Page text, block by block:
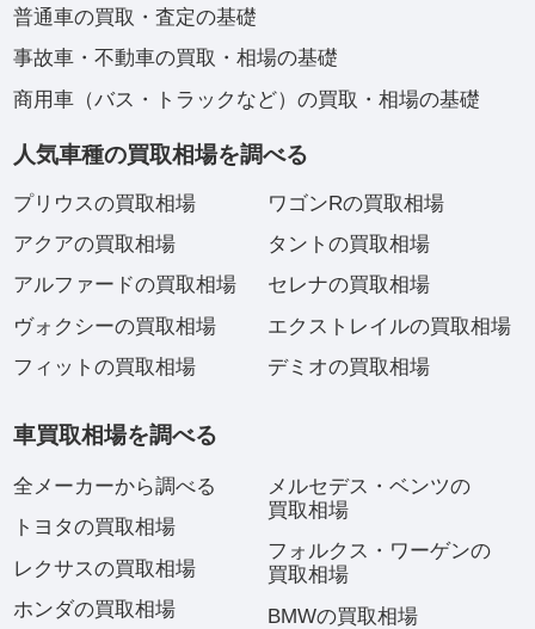
普通車の買取・査定の基礎
事故車・不動車の買取・相場の基礎
商用車（バス・トラックなど）の買取・相場の基礎
人気車種の買取相場を調べる
プリウスの買取相場
アクアの買取相場
アルファードの買取相場
ヴォクシーの買取相場
フィットの買取相場
ワゴンRの買取相場
タントの買取相場
セレナの買取相場
エクストレイルの買取相場
デミオの買取相場
車買取相場を調べる
全メーカーから調べる
トヨタの買取相場
レクサスの買取相場
ホンダの買取相場
メルセデス・ベンツの
買取相場
フォルクス・ワーゲンの
買取相場
BMWの買取相場